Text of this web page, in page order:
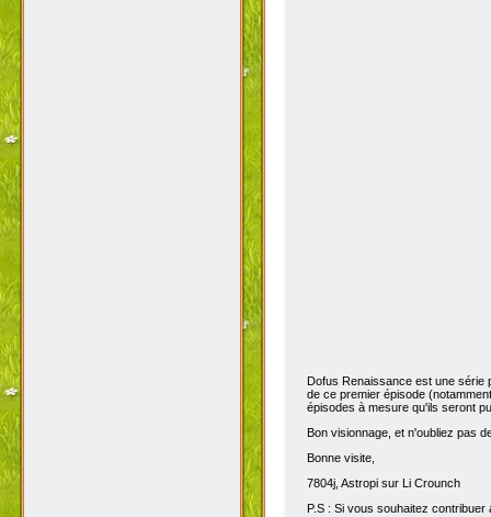
Dofus Renaissance est une série
de ce premier épisode
épisodes à mesure qu'ils seront
Bon visionnage, et n'oubliez pas
Bonne visite,
7804j, Astropi sur Li Crounch
P.S : Si vous souhaitez